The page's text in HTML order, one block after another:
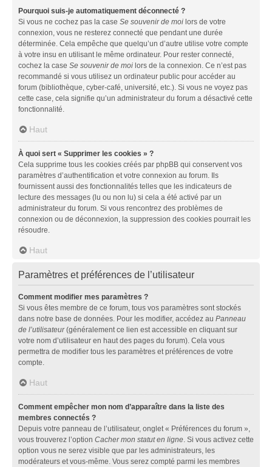
Pourquoi suis-je automatiquement déconnecté ?
Si vous ne cochez pas la case Se souvenir de moi lors de votre
connexion, vous ne resterez connecté que pendant une durée
déterminée. Cela empêche que quelqu’un d’autre utilise votre compte
à votre insu en utilisant le même ordinateur. Pour rester connecté,
cochez la case Se souvenir de moi lors de la connexion. Ce n’est pas
recommandé si vous utilisez un ordinateur public pour accéder au
forum (bibliothèque, cyber-café, université, etc.). Si vous ne voyez pas
cette case, cela signifie qu’un administrateur du forum a désactivé cette
fonctionnalité.
Haut
À quoi sert « Supprimer les cookies » ?
Cela supprime tous les cookies créés par phpBB qui conservent vos
paramètres d’authentification et votre connexion au forum. Ils
fournissent aussi des fonctionnalités telles que les indicateurs de
lecture des messages (lu ou non lu) si cela a été activé par un
administrateur du forum. Si vous rencontrez des problèmes de
connexion ou de déconnexion, la suppression des cookies pourrait les
résoudre.
Haut
Paramètres et préférences de l’utilisateur
Comment modifier mes paramètres ?
Si vous êtes membre de ce forum, tous vos paramètres sont stockés
dans notre base de données. Pour les modifier, accédez au Panneau
de l’utilisateur(généralement ce lien est accessible en cliquant sur
votre nom d’utilisateur en haut des pages du forum). Cela vous
permettra de modifier tous les paramètres et préférences de votre
compte.
Haut
Comment empêcher mon nom d’apparaître dans la liste des
membres connectés ?
Depuis votre panneau de l’utilisateur, onglet « Préférences du forum »,
vous trouverez l’option Cacher mon statut en ligne. Si vous activez cette
option vous ne serez visible que par les administrateurs, les
modérateurs et vous-même. Vous serez compté parmi les membres